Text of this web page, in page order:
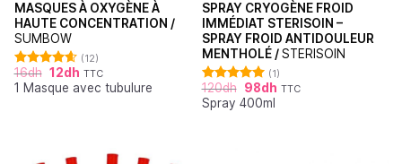
MASQUES À OXYGÈNE À
HAUTE CONCENTRATION /
SUMBOW
Note
4.64
sur 5
(12)
16dh 12dh TTC
1 Masque avec tubulure
SPRAY CRYOGÈNE FROID
IMMÉDIAT STERISOIN –
SPRAY FROID ANTIDOULEUR
MENTHOLÉ /STERISOIN
Note5.00
sur 5
(1)
120dh 98dh TTC
Spray 400ml